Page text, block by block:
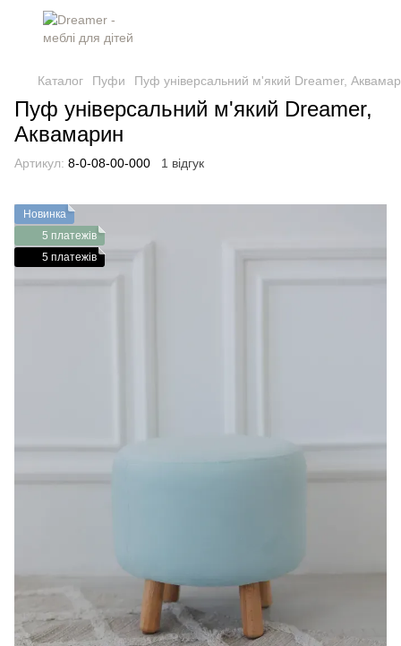
Каталог Пуфи Пуф універсальний м'який Dreamer,
Пуф універсальний м'який Dreamer,
Аквамарин
Артикул: 8-0-08-00-000 1 відгук
Новинка
5 платежів
5 платежів